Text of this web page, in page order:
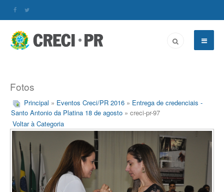
Fotos
Principal » Eventos Creci/PR 2016 » Entrega de credenciais -
Santo Antonio da Platina 18 de agosto » creci-pr-97
Voltar à Categoria